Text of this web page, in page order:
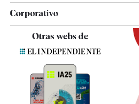
Corporativo
Contacto
Quiénes somos
Otras webs de